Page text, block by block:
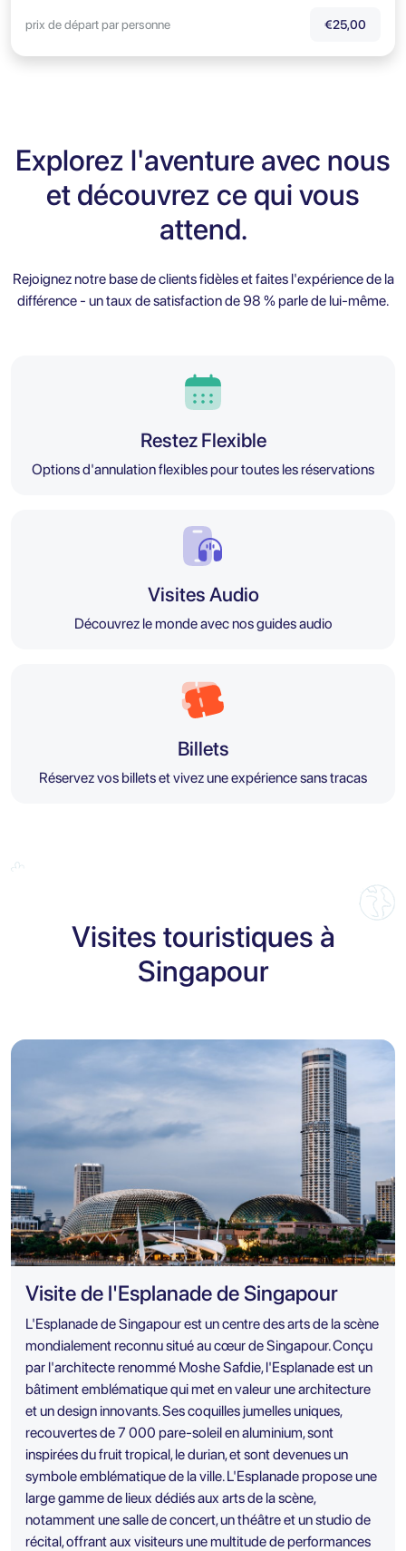
prix de départ par personne €25,00
Explorez l'aventure avec nous
et découvrez ce qui vous
attend.
Rejoignez notre base de clients fidèles et faites l'expérience de la
différence - un taux de satisfaction de 98 % parle de lui-même.
Restez Flexible
Options d'annulation flexibles pour toutes les réservations
Visites Audio
Découvrez le monde avec nos guides audio
Billets
Réservez vos billets et vivez une expérience sans tracas
Visites touristiques à
Singapour
Visite de l'Esplanade de Singapour
L'Esplanade de Singapour est un centre des arts de la scène
mondialement reconnu situé au cœur de Singapour. Conçu
par l'architecte renommé Moshe Safdie, l'Esplanade est un
bâtiment emblématique qui met en valeur une architecture
et un design innovants. Ses coquilles jumelles uniques,
recouvertes de 7 000 pare-soleil en aluminium, sont
inspirées du fruit tropical, le durian, et sont devenues un
symbole emblématique de la ville. L'Esplanade propose une
large gamme de lieux dédiés aux arts de la scène,
notamment une salle de concert, un théâtre et un studio de
récital, offrant aux visiteurs une multitude de performances